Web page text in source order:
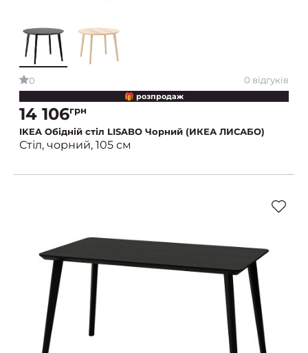
0 0 відгуків
🎁 розпродаж
14 106грн
IKEA Обідній стіл LISABO Чорний (ИКЕА ЛИСАБО)
Стіл, чорний, 105 см